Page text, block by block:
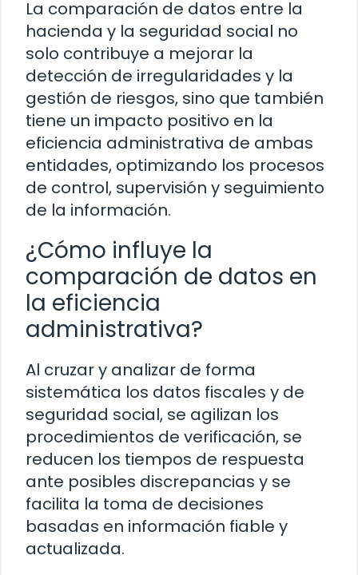
La comparación de datos entre la
hacienda y la seguridad social no
solo contribuye a mejorar la
detección de irregularidades y la
gestión de riesgos, sino que también
tiene un impacto positivo en la
eficiencia administrativa de ambas
entidades, optimizando los procesos
de control, supervisión y seguimiento
de la información.
¿Cómo influye la
comparación de datos en
la eficiencia
administrativa?
Al cruzar y analizar de forma
sistemática los datos fiscales y de
seguridad social, se agilizan los
procedimientos de verificación, se
reducen los tiempos de respuesta
ante posibles discrepancias y se
facilita la toma de decisiones
basadas en información fiable y
actualizada.